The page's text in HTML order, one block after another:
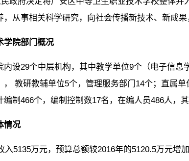
从事相关科学研究，向社会传播新技术、新成
学院部门概况
内设29个中层机构，其中教学单位9个（电子信
教研教辅单位5个，管理服务部门14个；直属
制466个，编制控制数17名，在编人员486人，
情况
入5135万元，预算总额较2016年的5120.5万元